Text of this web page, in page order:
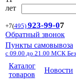
+7(495) 923-99-07
Обратный звонок
Пункты самовывоза
с 09.00 до 21.00 МСК
Каталог
товаров
Новости